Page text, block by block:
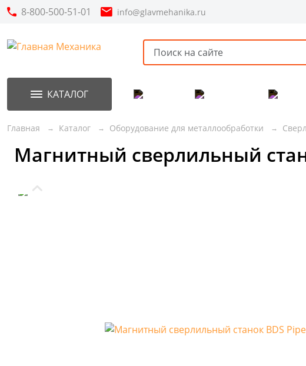
8-800-500-51-01 info@glavmehanika.ru
КАТАЛОГ
Главная Каталог Оборудование для металлообработки
Магнитный сверлильный